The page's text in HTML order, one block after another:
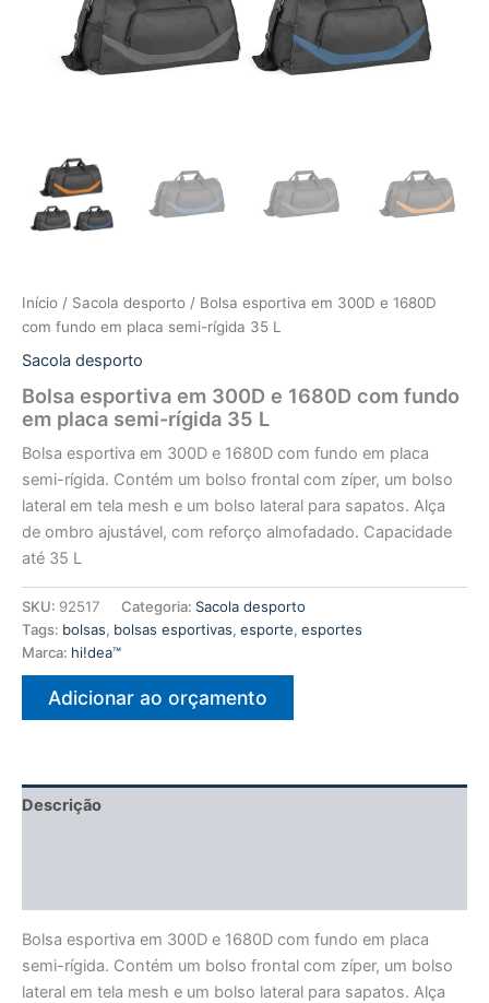
Início / Sacola desporto / Bolsa esportiva em 300D e 1680D
com fundo em placa semi-rígida 35 L
Sacola desporto
Bolsa esportiva em 300D e 1680D com fundo
em placa semi-rígida 35 L
Bolsa esportiva em 300D e 1680D com fundo em placa
semi-rígida. Contém um bolso frontal com zíper, um bolso
lateral em tela mesh e um bolso lateral para sapatos. Alça
de ombro ajustável, com reforço almofadado. Capacidade
até 35 L
SKU: 92517 Categoria: Sacola desporto
Tags: bolsas, bolsas esportivas, esporte, esportes
Marca: hi!dea™
Adicionar ao orçamento
Descrição
Bolsa esportiva em 300D e 1680D com fundo em placa
semi-rígida. Contém um bolso frontal com zíper, um bolso
lateral em tela mesh e um bolso lateral para sapatos. Alça